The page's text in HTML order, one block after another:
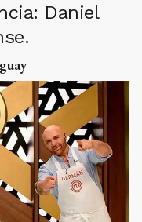
Daniel